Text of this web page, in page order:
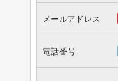
メールアドレス
電話番号